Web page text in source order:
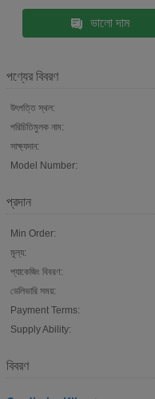
ভালো দাম
পণ্যের বিবরণ
উৎপত্তি স্থল:
পরিচিতিমুলক নাম:
সাক্ষ্যদান:
Model Number:
প্রদান
Min Order:
মূল্য:
প্যাকেজিং বিবরণ:
ডেলিভারি সময়:
Payment Terms:
Supply Ability:
বিবরণ